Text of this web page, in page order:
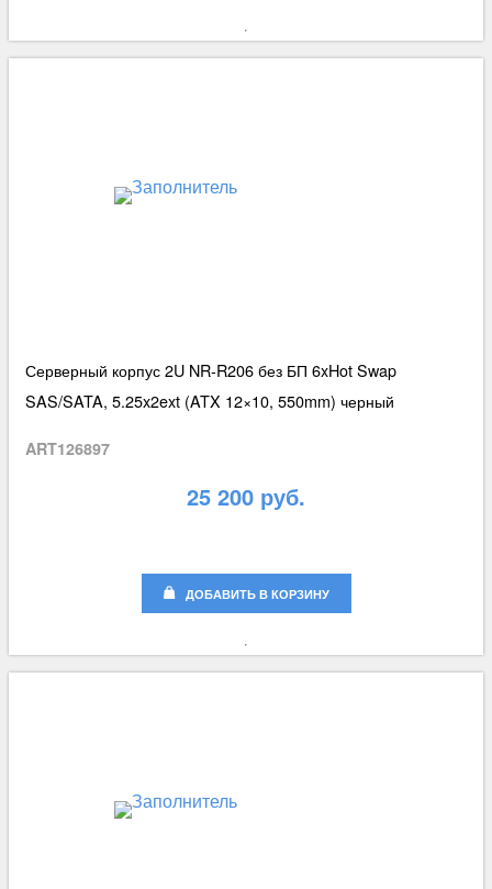
Серверный корпус 2U NR-R206 без БП 6xHot Swap
SAS/SATA, 5.25x2ext (ATX 12×10, 550mm) черный
ART126897
25 200 руб.
ДОБАВИТЬ В КОРЗИНУ